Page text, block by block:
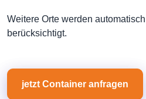
Weitere Orte werden
berücksichtigt.
jetzt Container anfragen